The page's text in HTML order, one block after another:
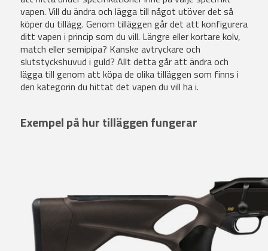
vapen. Vill du ändra och lägga till något utöver det så
köper du tillägg. Genom tilläggen går det att konfigurera
ditt vapen i princip som du vill. Längre eller kortare kolv,
match eller semipipa? Kanske avtryckare och
slutstyckshuvud i guld? Allt detta går att ändra och
lägga till genom att köpa de olika tilläggen som finns i
den kategorin du hittat det vapen du vill ha i.
Exempel på hur tilläggen fungerar